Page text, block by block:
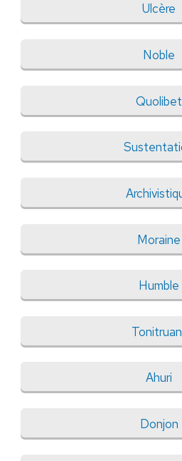
Ulcère
Noble
Quolibet
Moraine
Humble
Ahuri
Donjon